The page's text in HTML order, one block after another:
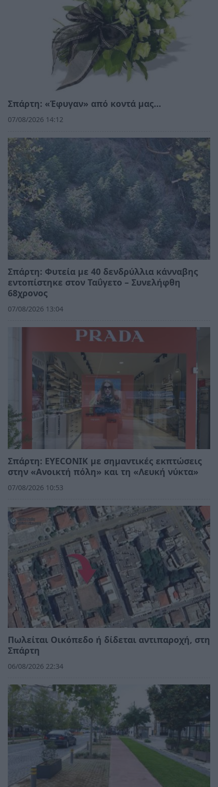
Σπάρτη: «Έφυγαν» από κοντά μας…
07/08/2026 14:12
Σπάρτη: Φυτεία με 40 δενδρύλλια κάνναβης
εντοπίστηκε στον Ταΰγετο – Συνελήφθη
68χρονος
07/08/2026 13:04
Σπάρτη: EYECONIK με σημαντικές εκπτώσεις
στην «Ανοικτή πόλη» και τη «Λευκή νύκτα»
07/08/2026 10:53
Πωλείται Οικόπεδο ή δίδεται αντιπαροχή, στη
Σπάρτη
06/08/2026 22:34